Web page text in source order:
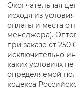
Окончательная
исходя из
оплаты и места
менеджера).
при заказе от 250
исключительно
каких условиях
определяемой
кодекса